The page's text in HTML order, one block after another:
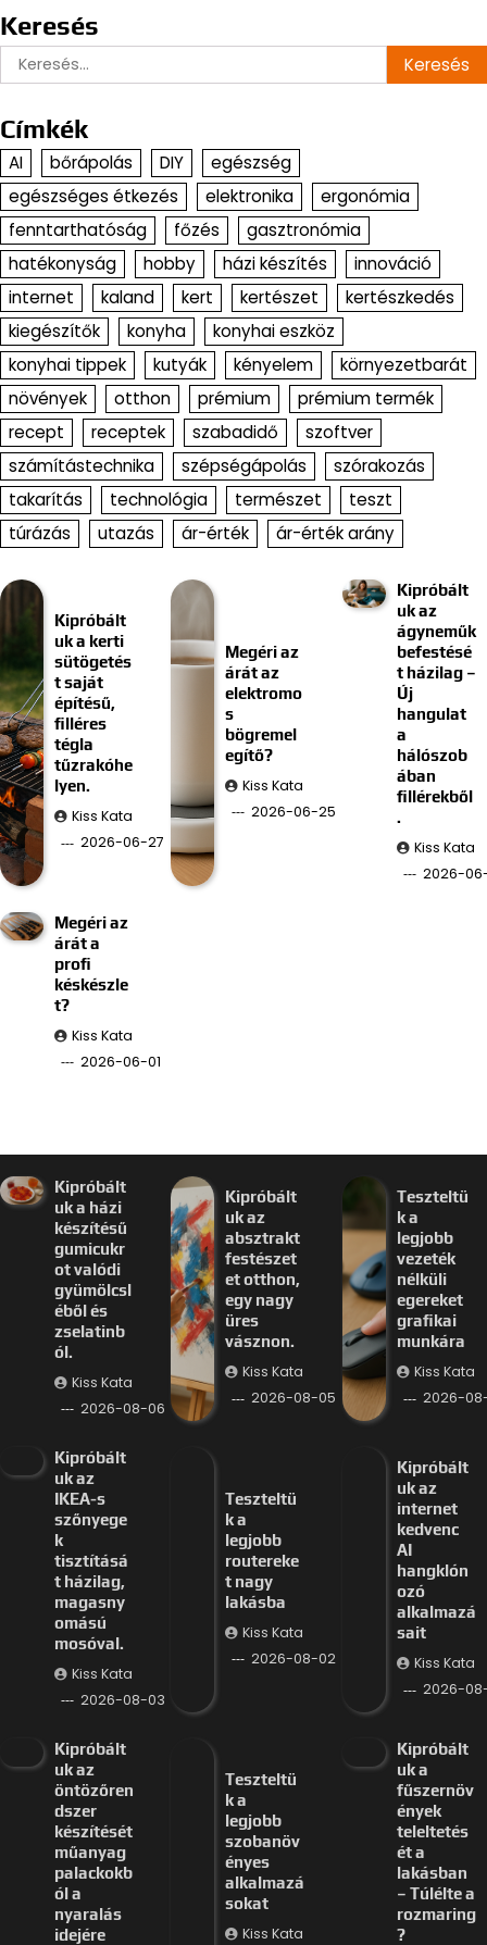
Keresés
Keresés:
Címkék
AI bőrápolás DIY
egészség
egészséges étkezés
elektronika
ergonómia
fenntarthatóság
főzés
gasztronómia
hatékonyság
hobby házi készítés
innováció
internet
kaland kert kertészet
kertészkedés
kiegészítők
konyha
konyhai eszköz
konyhai tippek
kutyák kényelem
környezetbarát
növények
otthon prémium
prémium termék
recept
receptek szabadidő
szoftver
számítástechnika
szépségápolás
szórakozás
takarítás
technológia természet
teszt
túrázás
utazás ár-érték ár-érték arány
Kipróbált
uk a kerti
sütögetés
t saját
építésű,
filléres
tégla
tűzrakóhe
lyen.
Kiss Kata
2026-06-27
Megéri az
árát az
elektromo
s
bögremel
egítő?
Kiss Kata
2026-06-25
Kipróbált
uk az
ágyneműk
befestésé
t házilag –
Új
hangulat
a
hálószob
ában
fillérekből
.
Kiss Kata
2026-
Megéri az
árát a
profi
késkészle
t?
Kiss Kata
2026-06-01
Kipróbált
uk a házi
készítésű
gumicukr
ot valódi
gyümölcsl
éből és
zselatinb
ól.
Kiss Kata
2026-08-06
Kipróbált
uk az
absztrakt
festészet
et otthon,
egy nagy
üres
vásznon.
Kiss Kata
2026-08-05
Teszteltü
k a
legjobb
vezeték
nélküli
egereket
grafikai
munkára
Kiss Kata
2026-
Kipróbált
uk az
IKEA-s
szőnyege
k
tisztításá
t házilag,
magasny
omású
mosóval.
Kiss Kata
2026-08-03
Teszteltü
k a
legjobb
routereke
t nagy
lakásba
Kiss Kata
2026-08-02
Kipróbált
uk az
internet
kedvenc
AI
hangklón
ozó
alkalmazá
sait
Kiss Kata
2026-
Kipróbált
uk az
öntözőren
dszer
készítését
műanyag
palackokb
ól a
nyaralás
idejére
Teszteltü
k a
legjobb
szobanöv
ényes
alkalmazá
sokat
Kiss Kata
Kipróbált
uk a
fűszernöv
ények
teleltetés
ét a
lakásban
– Túlélte a
rozmaring
?